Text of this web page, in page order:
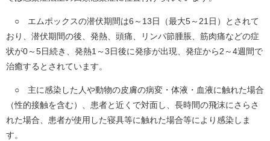
○ エムポックスの潜伏期間は6～13日（最大5～21日）とされて
おり、潜伏期間の後、発熱、頭痛、リンパ節腫脹、筋肉痛などの症
状が0～5日続き、発熱1～3日後に発疹が出現、発症から2～4週間で
治癒するとされています。
○ 主に感染した人や動物の皮膚の病変・体液・血液に触れた場合
（性的接触を含む）、患者と近くで対面し、長時間の飛沫にさらさ
れた場合、患者が使用した寝具等に触れた場合等により感染しま
す。